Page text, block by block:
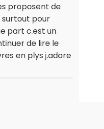
proposent de
surtout pour
part c.est un
de lire le
en plys j.adore